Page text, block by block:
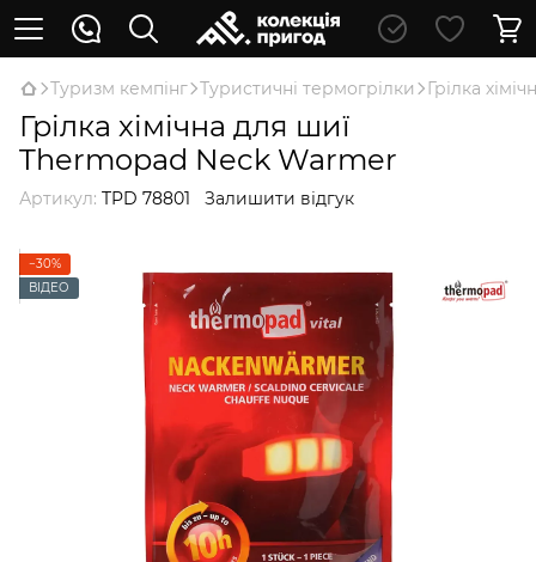
Туризм кемпінг Туристичні термогрілки Грілка
Грілка хімічна для шиї
Thermopad Neck Warmer
Артикул: TPD 78801 Залишити відгук
−30%
ВІДЕО